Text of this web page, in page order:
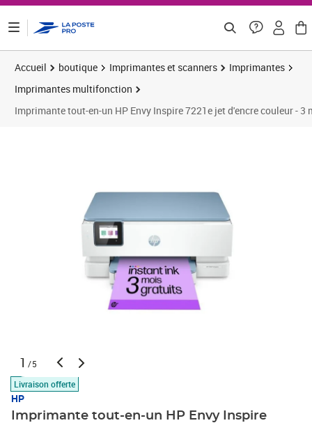
Accueil boutique Imprimantes et scanners
Imprimantes
Imprimantes multifonction
Imprimante tout-en-un HP Envy Inspire 7221e jet d'encre couleur -
1 /5
Livraison offerte
HP
Imprimante tout-en-un HP Envy Inspire